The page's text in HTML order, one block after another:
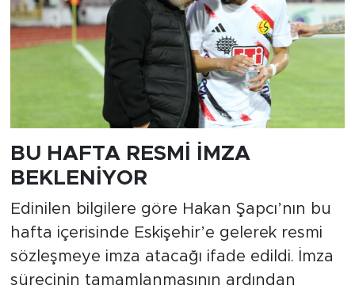
BU HAFTA RESMİ İMZA
BEKLENİYOR
Edinilen bilgilere göre Hakan Şapcı’nın bu
hafta içerisinde Eskişehir’e gelerek resmi
sözleşmeye imza atacağı ifade edildi. İmza
sürecinin tamamlanmasının ardından